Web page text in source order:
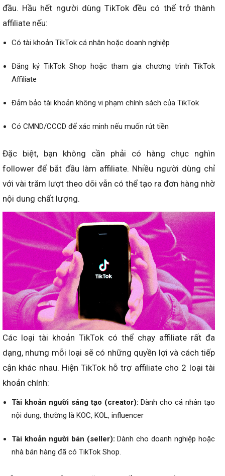
đầu. Hầu hết người dùng TikTok đều có thể trở thành
affiliate nếu:
Có tài khoản TikTok cá nhân hoặc doanh nghiệp
Đăng ký TikTok Shop hoặc tham gia chương trình TikTok
Affiliate
Đảm bảo tài khoản không vi phạm chính sách của TikTok
Có CMND/CCCD để xác minh nếu muốn rút tiền
Đặc biệt, bạn không cần phải có hàng chục nghìn
follower để bắt đầu làm affiliate. Nhiều người dùng chỉ
với vài trăm lượt theo dõi vẫn có thể tạo ra đơn hàng nhờ
nội dung chất lượng.
Các loại tài khoản TikTok có thể chạy affiliate rất đa
dạng, nhưng mỗi loại sẽ có những quyền lợi và cách tiếp
cận khác nhau. Hiện TikTok hỗ trợ affiliate cho 2 loại tài
khoản chính:
Tài khoản người sáng tạo (creator): Dành cho cá nhân tạo
nội dung, thường là KOC, KOL, influencer
Tài khoản người bán (seller): Dành cho doanh nghiệp hoặc
nhà bán hàng đã có TikTok Shop.